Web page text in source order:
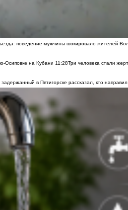
поведение мужчины шокировало жителей
Осиповке на Кубани 11:28Три человека стали
в Пятигорске рассказал, кто направил